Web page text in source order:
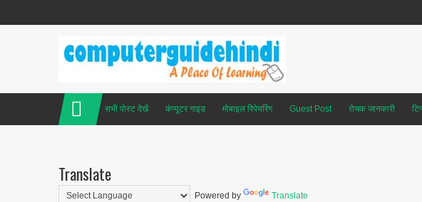
सभी पोस्ट देखें कंप्यूटर गाइड मोबाइल रिपेयरिंग Guest Post रोचक जानकारी
Translate
Powered by Translate